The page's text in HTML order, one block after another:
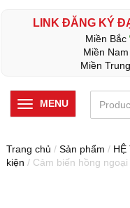
LINK ĐĂNG KÝ
Miền Bắc
Miền Nam
Miền Trung
MENU
Trang chủ / Sản phẩm / HỆ
kiện / Cảm biến hồng